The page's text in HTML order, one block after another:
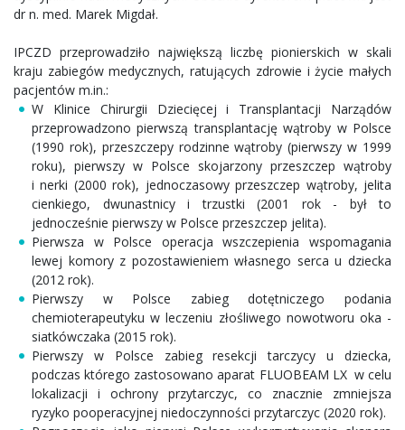
dr n. med. Marek Migdał.
IPCZD przeprowadziło największą liczbę pionierskich w skali
kraju zabiegów medycznych, ratujących zdrowie i życie małych
pacjentów m.in.:
W Klinice Chirurgii Dziecięcej i Transplantacji Narządów
przeprowadzono pierwszą transplantację wątroby w Polsce
(1990 rok), przeszczepy rodzinne wątroby (pierwszy w 1999
roku), pierwszy w Polsce skojarzony przeszczep wątroby
i nerki (2000 rok), jednoczasowy przeszczep wątroby, jelita
cienkiego, dwunastnicy i trzustki (2001 rok - był to
jednocześnie pierwszy w Polsce przeszczep jelita).
Pierwsza w Polsce operacja wszczepienia wspomagania
lewej komory z pozostawieniem własnego serca u dziecka
(2012 rok).
Pierwszy w Polsce zabieg dotętniczego podania
chemioterapeutyku w leczeniu złośliwego nowotworu oka -
siatkówczaka (2015 rok).
Pierwszy w Polsce zabieg resekcji tarczycy u dziecka,
podczas którego zastosowano aparat FLUOBEAM LX w celu
lokalizacji i ochrony przytarczyc, co znacznie zmniejsza
ryzyko pooperacyjnej niedoczynności przytarczyc (2020 rok).